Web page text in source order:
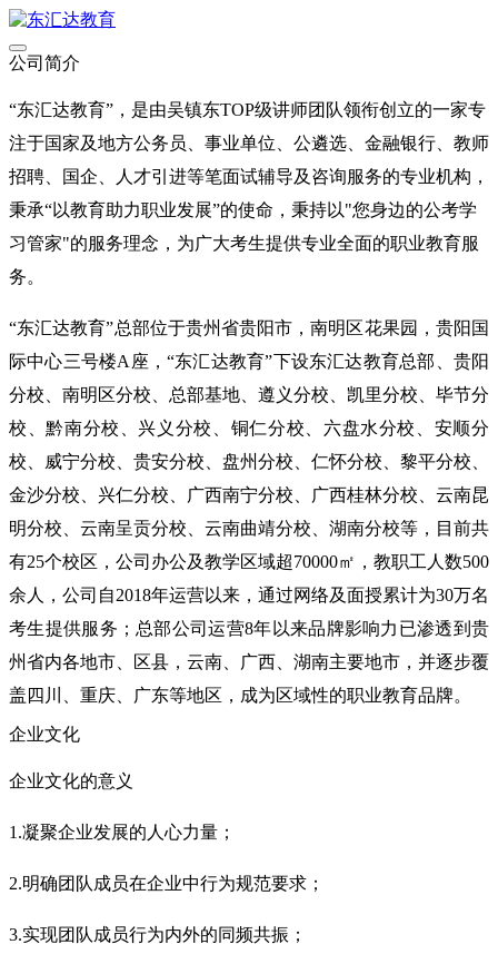
公司简介
“东汇达教育” ，是由吴镇东TOP级讲师团队领衔创立的一家专
注于国家及地方公务员、事业单位、公遴选、金融银行、教师
招聘、国企、人才引进等笔面试辅导及咨询服务的专业机构，
秉承“以教育助力职业发展”的使命，秉持以"您身边的公考学
习管家"的服务理念，为广大考生提供专业全面的职业教育服
务。
“东汇达教育”总部位于贵州省贵阳市，南明区花果园，贵阳国
际中心三号楼A座，“东汇达教育”下设东汇达教育总部、贵阳
分校、南明区分校、总部基地、遵义分校、凯里分校、毕节分
校、黔南分校、兴义分校、铜仁分校、六盘水分校、安顺分
校、威宁分校、贵安分校、盘州分校、仁怀分校、黎平分校、
金沙分校、兴仁分校、广西南宁分校、广西桂林分校、云南昆
明分校、云南呈贡分校、云南曲靖分校、湖南分校等，目前共
有25个校区，公司办公及教学区域超70000㎡，教职工人数500
余人，公司自2018年运营以来，通过网络及面授累计为30万名
考生提供服务；总部公司运营8年以来品牌影响力已渗透到贵
州省内各地市、区县，云南、广西、湖南主要地市，并逐步覆
盖四川、重庆、广东等地区，成为区域性的职业教育品牌。
企业文化
企业文化的意义
1.凝聚企业发展的人心力量；
2.明确团队成员在企业中行为规范要求；
3.实现团队成员行为内外的同频共振；